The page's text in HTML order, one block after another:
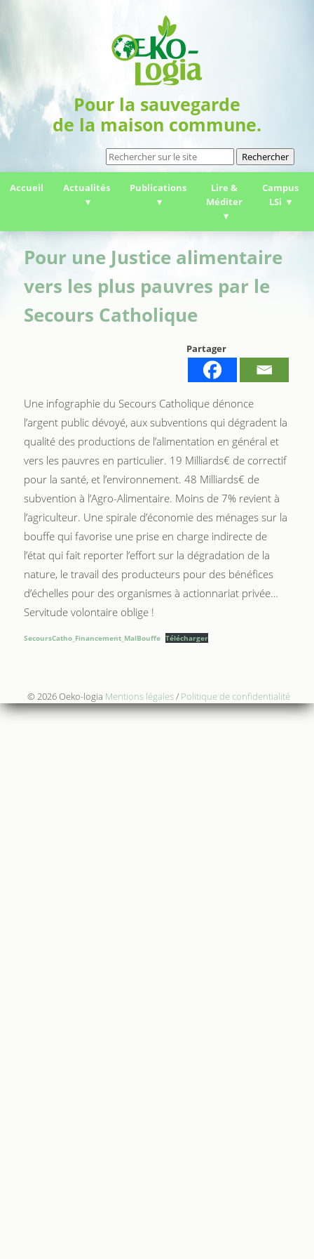
Pour la sauvegarde
de la maison commune.
Rechercher
Accueil Actualités Publications
Lire &
Méditer
Campus
LSi
Pour une Justice alimentaire
vers les plus pauvres par le
Secours Catholique
Partager
Une infographie du Secours Catholique dénonce
l’argent public dévoyé, aux subventions qui dégradent la
qualité des productions de l’alimentation en général et
vers les pauvres en particulier. 19 Milliards€ de correctif
pour la santé, et l’environnement. 48 Milliards€ de
subvention à l’Agro-Alimentaire. Moins de 7% revient à
l’agriculteur. Une spirale d’économie des ménages sur la
bouffe qui favorise une prise en charge indirecte de
l’état qui fait reporter l’effort sur la dégradation de la
nature, le travail des producteurs pour des bénéfices
d’échelles pour des organismes à actionnariat privée…
Servitude volontaire oblige !
SecoursCatho_Financement_MalBouffe Télécharger
© 2026 Oeko-logia Mentions légales/ Politique de confidentialité